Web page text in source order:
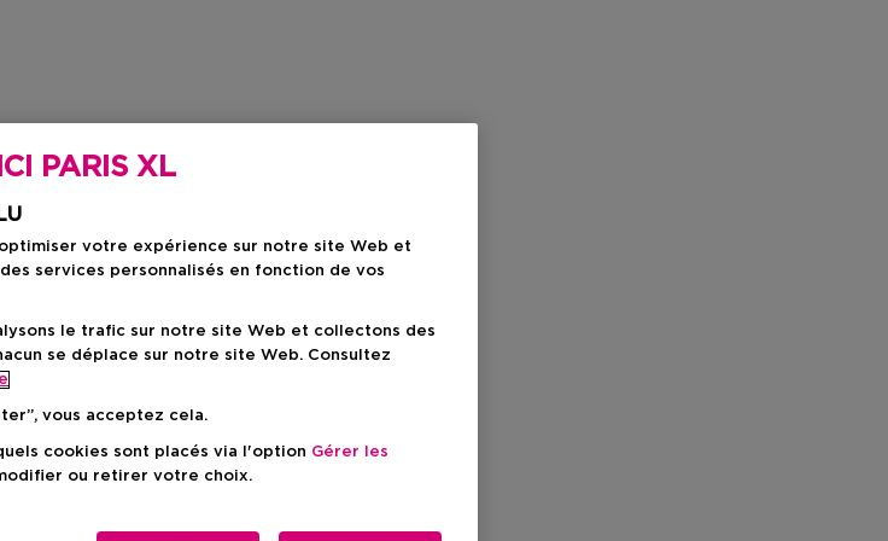
ICI PARIS XL
votre expérience sur notre site Web et
services personnalisés en fonction de vos
le trafic sur notre site Web et collectons des
se déplace sur notre site Web. Consultez
vous acceptez cela.
cookies sont placés via l'option Gérer les
ou retirer votre choix.